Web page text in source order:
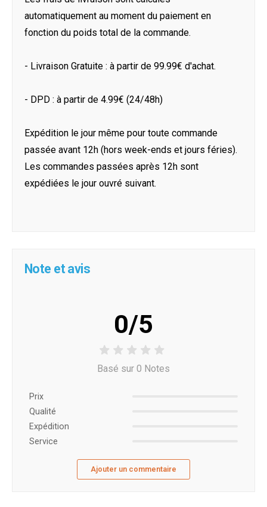
automatiquement au moment du paiement en
fonction du poids total de la commande.
- Livraison Gratuite : à partir de 99.99€ d'achat.
- DPD : à partir de 4.99€ (24/48h)
Expédition le jour même pour toute commande
passée avant 12h (hors week-ends et jours féries).
Les commandes passées après 12h sont
expédiées le jour ouvré suivant.
Note et avis
0/5
Basé sur 0 Notes
Prix ​​
Qualité
Expédition
Service
Ajouter un commentaire